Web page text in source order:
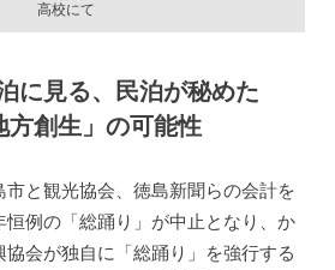
高校にて
に見る、民泊が秘めた
方創生」の可能性
と観光協会、徳島新聞らの会計を
例の「総踊り」が中止となり、か
会が独自に「総踊り」を強行する